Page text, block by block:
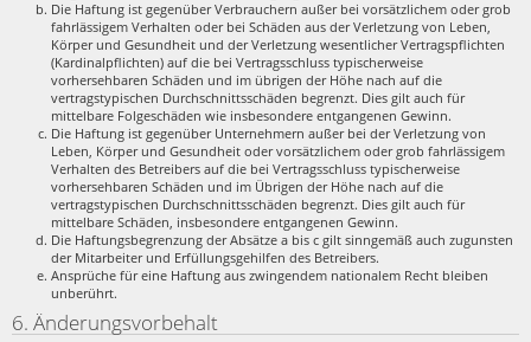
Die Haftung ist gegenüber Verbrauchern außer bei vorsätzlichem oder grob
fahrlässigem Verhalten oder bei Schäden aus der Verletzung von Leben,
Körper und Gesundheit und der Verletzung wesentlicher Vertragspflichten
(Kardinalpflichten) auf die bei Vertragsschluss typischerweise
vorhersehbaren Schäden und im übrigen der Höhe nach auf die
vertragstypischen Durchschnittsschäden begrenzt. Dies gilt auch für
mittelbare Folgeschäden wie insbesondere entgangenen Gewinn.
Die Haftung ist gegenüber Unternehmern außer bei der Verletzung von
Leben, Körper und Gesundheit oder vorsätzlichem oder grob fahrlässigem
Verhalten des Betreibers auf die bei Vertragsschluss typischerweise
vorhersehbaren Schäden und im Übrigen der Höhe nach auf die
vertragstypischen Durchschnittsschäden begrenzt. Dies gilt auch für
mittelbare Schäden, insbesondere entgangenen Gewinn.
Die Haftungsbegrenzung der Absätze a bis c gilt sinngemäß auch zugunsten
der Mitarbeiter und Erfüllungsgehilfen des Betreibers.
Ansprüche für eine Haftung aus zwingendem nationalem Recht bleiben
unberührt.
6. Änderungsvorbehalt